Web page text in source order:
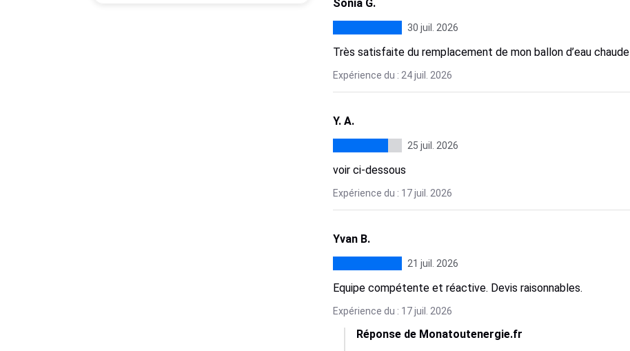
Sonia G.
30 juil. 2026
Très satisfaite du remplacement de mon ballon d’eau chaude
Expérience du : 24 juil. 2026
Y. A.
25 juil. 2026
voir ci-dessous
Expérience du : 17 juil. 2026
Yvan B.
21 juil. 2026
Equipe compétente et réactive. Devis raisonnables.
Expérience du : 17 juil. 2026
Réponse de Monatoutenergie.fr